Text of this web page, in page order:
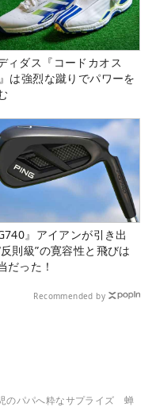
ィダス『コードカオス
は強烈な蹴りでパワーを
』アイアンが引き出
則級”の寛容性と飛びは
だった！
Recommended by
のパパへ粋なサプライズ 蝉